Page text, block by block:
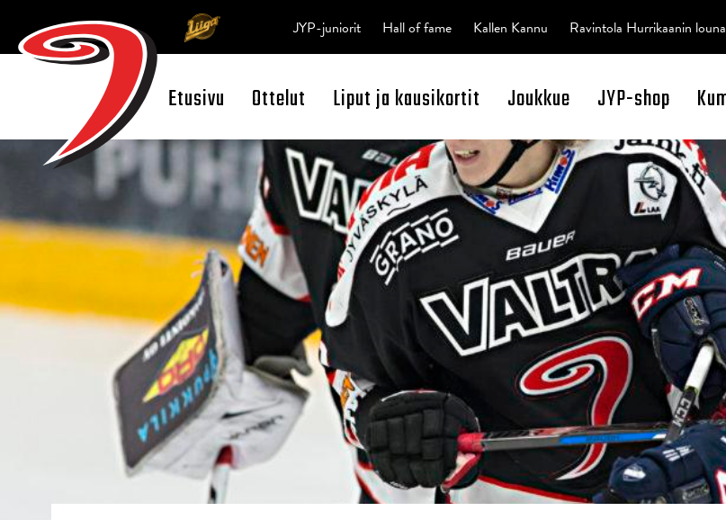
Open Search
Etusivu Ottelut Liput ja kausikortit Joukkue JYP-shop
JYP-juniorit Hall of fame Kallen Kannu Ravintola Hurrikaanin